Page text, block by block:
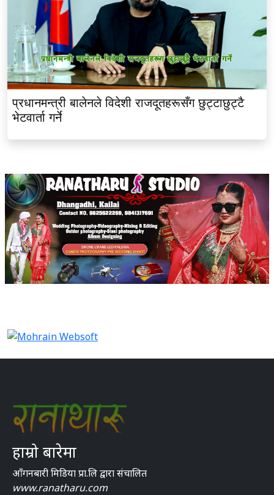
प्रधानमन्त्री बालेनले विदेशी राजदूतहरूसँग छुट्टाछुट्टै
भेटवार्ता गर्ने
हाम्रो बारेमा
आँगनबारी मिडिया प्रा.लि द्वारा संचालित
www.ranatharu.com